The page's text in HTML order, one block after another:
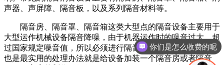
声器、声屏障、隔音板，以及系列隔音材料等。
隔音房、隔音罩、隔音箱这类大型点的隔音设备主要用于
大型运作机械设备隔音降噪，由于机器运作时的噪音过大，超
过国家规定噪音值，所以必须进行隔音降噪处理，一般最常见
也是最实用的处理办法就是给设备加装一个隔音房或者隔音
你们是怎么收费的呢